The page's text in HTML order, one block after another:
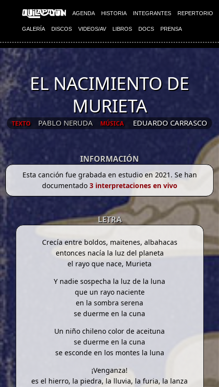
AGENDA HISTORIA INTEGRANTES REPERTORIO
GALERÍA DISCOS VIDEOS/AV LIBROS DOCS PRENSA
EL NACIMIENTO DE
MURIETA
TEXTO PABLO NERUDA MÚSICA EDUARDO CARRASCO
INFORMACIÓN
Esta canción fue grabada en estudio en 2021. Se han
documentado 3 interpretaciones en vivo
LETRA
Crecía entre boldos, maitenes, albahacas
entonces nacía la luz del planeta
el rayo que nace, Murieta
Y nadie sospecha la luz de la luna
que un rayo naciente
en la sombra serena
se duerme en la cuna
Un niño chileno color de aceituna
se duerme en la cuna
se esconde en los montes la luna
¡Venganza!
es el hierro, la piedra, la lluvia, la furia, la lanza